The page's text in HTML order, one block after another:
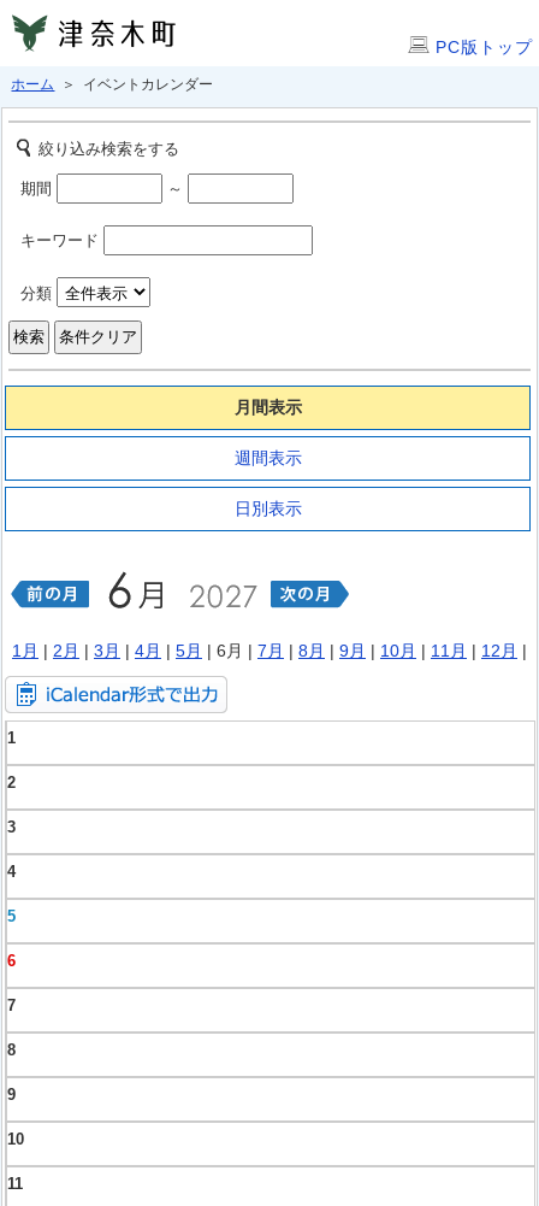
PC版トップ
ホーム ＞ イベントカレンダー
絞り込み検索をする
期間 ～
キーワード
分類
月間表示
週間表示
日別表示
1月 | 2月 | 3月 | 4月 | 5月 | 6月 | 7月 | 8月 | 9月 | 10月 | 11月 | 12月 |
1
2
3
4
5
6
7
8
9
10
11